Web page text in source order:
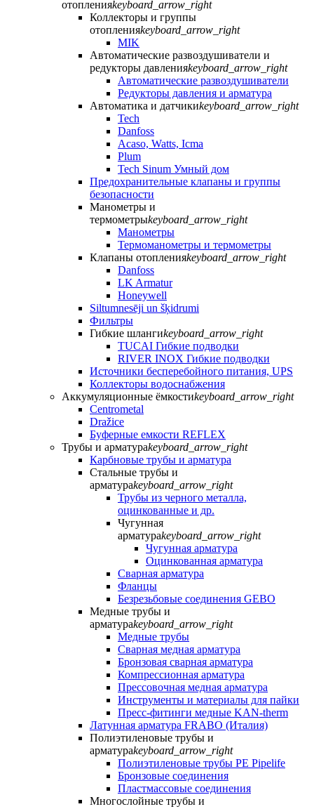
отопленияkeyboard_arrow_right
Коллекторы и группы
отопленияkeyboard_arrow_right
MIK
Автоматические развоздушиватели и
редукторы давленияkeyboard_arrow_right
Автоматические развоздушиватели
Редукторы давления и арматура
Автоматика и датчикиkeyboard_arrow_right
Tech
Danfoss
Acaso, Watts, Icma
Plum
Tech Sinum Умный дом
Предохранительные клапаны и группы
безопасности
Манометры и
термометрыkeyboard_arrow_right
Манометры
Термоманометры и термометры
Клапаны отопленияkeyboard_arrow_right
Danfoss
LK Armatur
Honeywell
Siltumnesēji un šķidrumi
Фильтры
Гибкие шлангиkeyboard_arrow_right
TUCAI Гибкие подводки
RIVER INOX Гибкие подводки
Источники бесперебойного питания, UPS
Коллекторы водоснабжения
Аккумуляционные ёмкостиkeyboard_arrow_right
Centrometal
Dražice
Буферные емкости REFLEX
Трубы и арматураkeyboard_arrow_right
Карбновые трубы и арматура
Стальные трубы и
арматураkeyboard_arrow_right
Трубы из черного металла,
оцинкованные и др.
Чугунная
арматураkeyboard_arrow_right
Чугунная арматура
Оцинкованная арматура
Сварная арматура
Фланцы
Безрезьбовые соединения GEBO
Медные трубы и
арматураkeyboard_arrow_right
Медные трубы
Сварная медная арматура
Бронзовая сварная арматура
Компрессионная арматура
Прессовочная медная арматура
Инструменты и материалы для пайки
Пресс-фитинги медные KAN-therm
Латунная арматура FRABO (Италия)
Полиэтиленовые трубы и
арматураkeyboard_arrow_right
Полиэтиленовые трубы PE Pipelife
Бронзовые соединения
Пластмассовые соединения
Многослойные трубы и